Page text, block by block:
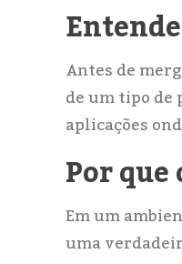
Antes de
de um tipo
aplicações
Por
Em um
uma